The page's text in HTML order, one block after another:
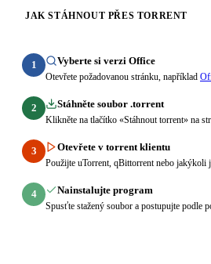
JAK STÁHNOUT PŘES TORRENT
1 Vyberte si verzi Office
Otevřete požadovanou stránku, například
2 Stáhněte soubor .torrent
Klikněte na tlačítko «Stáhnout torrent» na
3 Otevřete v torrent klientu
Použijte uTorrent, qBittorrent nebo jakýkoli
4 Nainstalujte program
Spusťte stažený soubor a postupujte podle